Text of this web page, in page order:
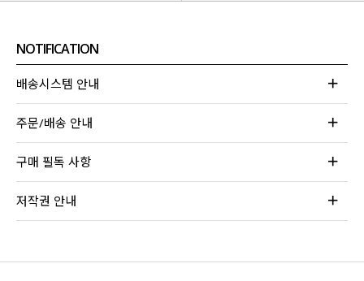
NOTIFICATION
배송시스템 안내
주문/배송 안내
구매 필독 사항
저작권 안내